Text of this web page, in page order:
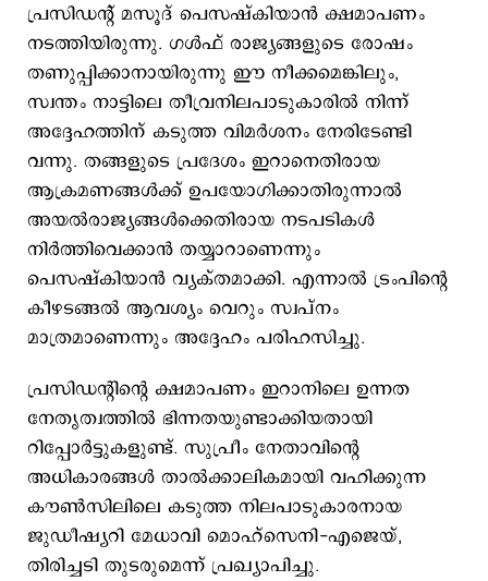
പ്രസിഡന്റ് മസൂദ് പെസഷ്കിയാൻ ക്ഷമാപണം
നടത്തിയിരുന്നു. ഗൾഫ് രാജ്യങ്ങളുടെ രോഷം
തണുപ്പിക്കാനായിരുന്നു ഈ നീക്കമെങ്കിലും,
സ്വന്തം നാട്ടിലെ തീവ്രനിലപാടുകാരിൽ നിന്ന്
അദ്ദേഹത്തിന് കടുത്ത വിമർശനം നേരിടേണ്ടി
വന്നു. തങ്ങളുടെ പ്രദേശം ഇറാനെതിരായ
ആക്രമണങ്ങൾക്ക് ഉപയോഗിക്കാതിരുന്നാൽ
അയൽരാജ്യങ്ങൾക്കെതിരായ നടപടികൾ
നിർത്തിവെക്കാൻ തയ്യാറാണെന്നും
പെസഷ്കിയാൻ വ്യക്തമാക്കി. എന്നാൽ ട്രംപിന്റെ
കീഴടങ്ങൽ ആവശ്യം വെറും സ്വപ്നം
മാത്രമാണെന്നും അദ്ദേഹം പരിഹസിച്ചു.
പ്രസിഡന്റിന്റെ ക്ഷമാപണം ഇറാനിലെ ഉന്നത
നേതൃത്വത്തിൽ ഭിന്നതയുണ്ടാക്കിയതായി
റിപ്പോർട്ടുകളുണ്ട്. സുപ്രീം നേതാവിന്റെ
അധികാരങ്ങൾ താൽക്കാലികമായി വഹിക്കുന്ന
കൗൺസിലിലെ കടുത്ത നിലപാടുകാരനായ
ജുഡീഷ്യറി മേധാവി മൊഹ്‌സെനി-എജെയ്,
തിരിച്ചടി തുടരുമെന്ന് പ്രഖ്യാപിച്ചു.